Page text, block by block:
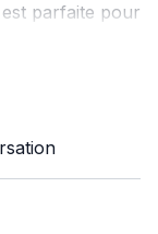
est parfaite pour
toujours
permettre de